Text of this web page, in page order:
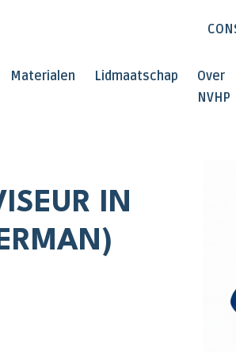
Materialen Lidmaatschap
Over
NVHP
IN